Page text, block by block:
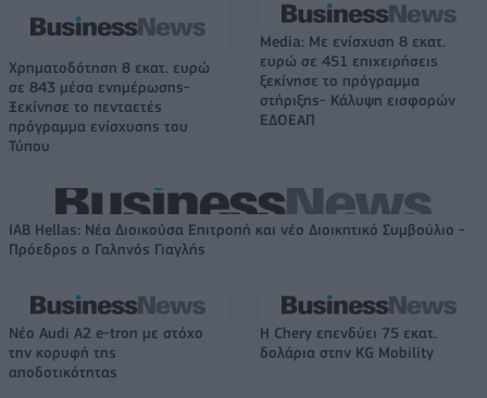
Χρηματοδότηση 8 εκατ. ευρώ
σε 843 μέσα ενημέρωσης-
Ξεκίνησε το πενταετές
πρόγραμμα ενίσχυσης του
Τύπου
Media: Με ενίσχυση 8 εκατ.
ευρώ σε 451 επιχειρήσεις
ξεκίνησε το πρόγραμμα
στήριξης- Κάλυψη εισφορών
ΕΔΟΕΑΠ
IAB Hellas: Νέα Διοικούσα Επιτροπή και νέο Διοικητικό Συμβούλιο -
Πρόεδρος ο Γαληνός Γιαγλής
Νέο Audi A2 e-tron με στόχο
την κορυφή της
αποδοτικότητας
Η Chery επενδύει 75 εκατ.
δολάρια στην KG Mobility